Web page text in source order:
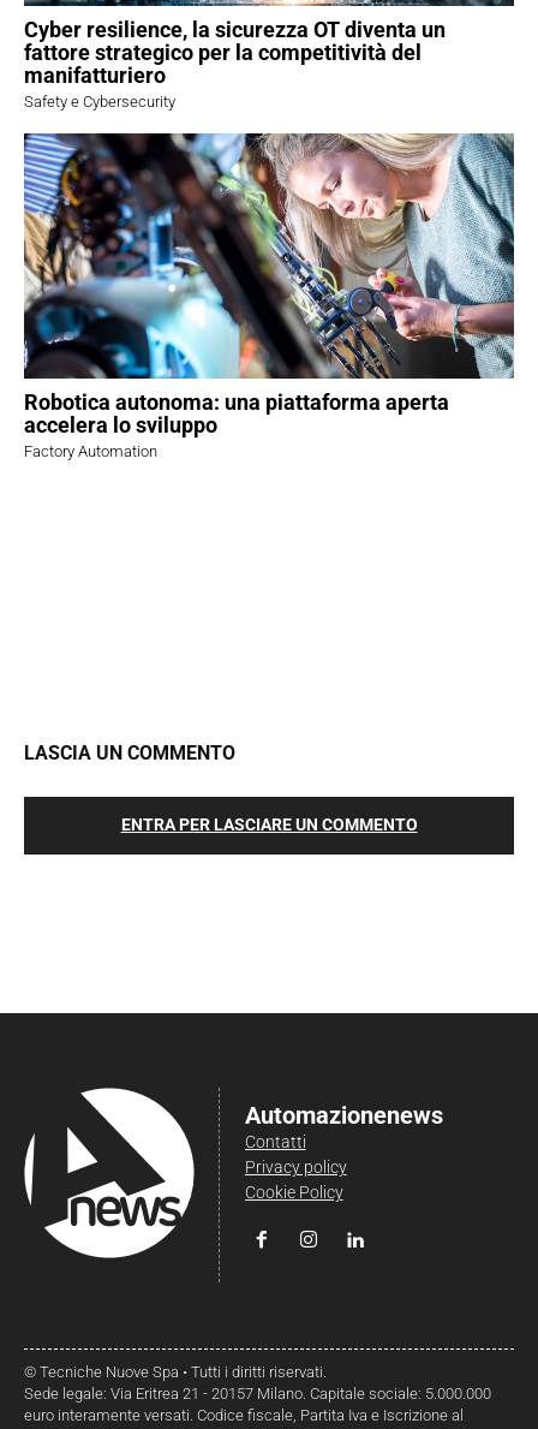
Cyber resilience, la sicurezza OT diventa un
fattore strategico per la competitività del
manifatturiero
Safety e Cybersecurity
Robotica autonoma: una piattaforma aperta
accelera lo sviluppo
Factory Automation
LASCIA UN COMMENTO
ENTRA PER LASCIARE UN COMMENTO
Automazionenews
Contatti
Privacy policy
Cookie Policy
© Tecniche Nuove Spa • Tutti i diritti riservati.
Sede legale: Via Eritrea 21 - 20157 Milano. Capitale sociale: 5.000.000
euro interamente versati. Codice fiscale, Partita Iva e Iscrizione al